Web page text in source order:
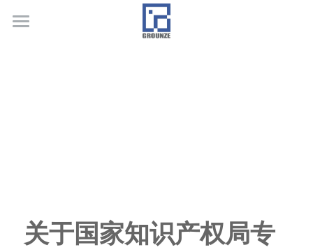
行业新闻
关于国家知识产权局专